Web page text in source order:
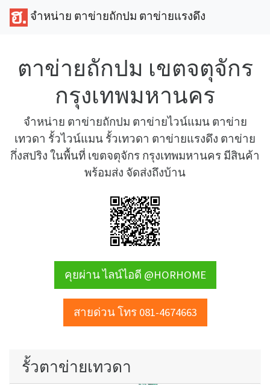
จำหน่าย ตาข่ายถักปม ตาข่ายแรงดึง
ตาข่ายถักปม เขตจตุจักร
กรุงเทพมหานคร
จำหน่าย ตาข่ายถักปม ตาข่ายไวน์แมน ตาข่าย
เทวดา รั้วไวน์แมน รั้วเทวดา ตาข่ายแรงดึง ตาข่าย
กึ่งสปริง ในพื้นที่ เขตจตุจักร กรุงเทพมหานคร มีสินค้า
พร้อมส่ง จัดส่งถึงบ้าน
คุยผ่าน ไลน์ไอดี @HORHOME
สายด่วน โทร 081-4674663
รั้วตาข่ายเทวดา